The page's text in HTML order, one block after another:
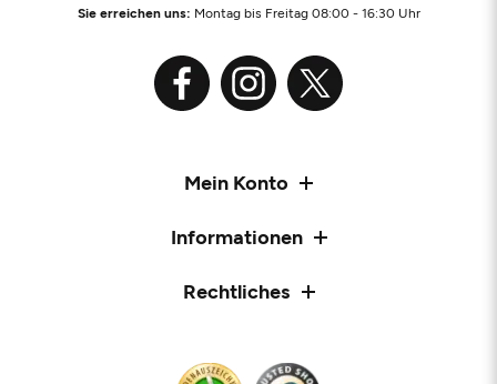
Sie erreichen uns: Montag bis Freitag 08:00 - 16:30 Uhr
Mein Konto
Informationen
Rechtliches